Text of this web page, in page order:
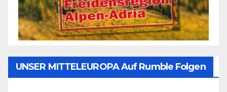
UNSER MITTELEUROPA Auf Rumble Folgen